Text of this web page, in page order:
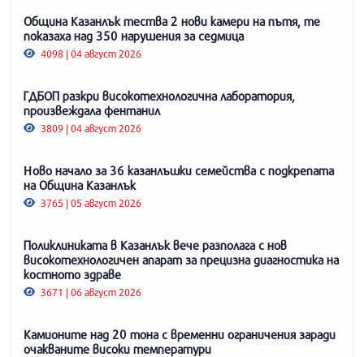
Община Казанлък тества 2 нови камери на пътя, те
показаха над 350 нарушения за седмица
4098 | 04 август 2026
ГДБОП разкри високотехнологична лаборатория,
произвеждала фентанил
3809 | 04 август 2026
Ново начало за 36 казанлъшки семейства с подкрепата
на Община Казанлък
3765 | 05 август 2026
Поликлиниката в Казанлък вече разполага с нов
високотехнологичен апарат за прецизна диагностика на
костното здраве
3671 | 06 август 2026
Камионите над 20 тона с временни ограничения заради
очакваните високи температури